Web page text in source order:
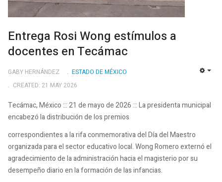
Entrega Rosi Wong estímulos a
docentes en Tecámac
GABY HERNÁNDEZ
ESTADO DE MÉXICO
CREATED: 21 MAY 2026
Tecámac, México ::: 21 de mayo de 2026 ::: La presidenta municipal
encabezó la distribución de los premios
correspondientes a la rifa conmemorativa del Día del Maestro
organizada para el sector educativo local. Wong Romero externó el
agradecimiento de la administración hacia el magisterio por su
desempeño diario en la formación de las infancias.